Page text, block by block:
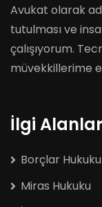
Avukat olarak
tutulması ve
çalışıyorum.
müvekkillerime
İlgi
Borçlar Hukuku
Miras Hukuku